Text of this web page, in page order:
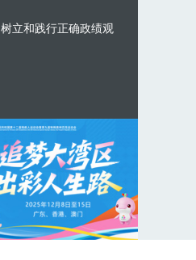
树立和践行正确政绩观